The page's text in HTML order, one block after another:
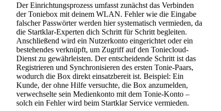
Der Einrichtungsprozess umfasst zunächst das Verbinden
der Toniebox mit deinem WLAN. Fehler wie die Eingabe
falscher Passwörter werden hier systematisch vermieden, da
die Startklar-Experten dich Schritt für Schritt begleiten.
Anschließend wird ein Nutzerkonto eingerichtet oder ein
bestehendes verknüpft, um Zugriff auf den Toniecloud-
Dienst zu gewährleisten. Der entscheidende Schritt ist das
Registrieren und Synchronisieren des ersten Tonie-Paars,
wodurch die Box direkt einsatzbereit ist. Beispiel: Ein
Kunde, der ohne Hilfe versuchte, die Box anzumelden,
verwechselte sein Medienkonto mit dem Tonie-Konto –
solch ein Fehler wird beim Startklar Service vermieden.